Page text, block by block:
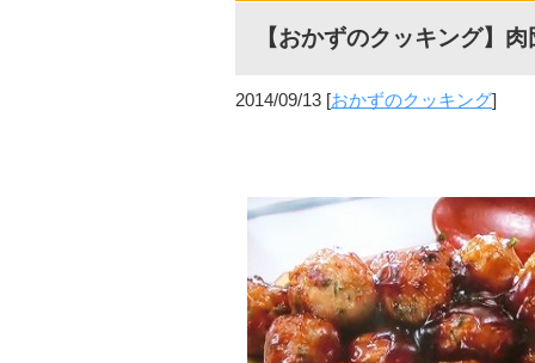
【おかずのクッキング】
2014/09/13 [おかずのクッキング]